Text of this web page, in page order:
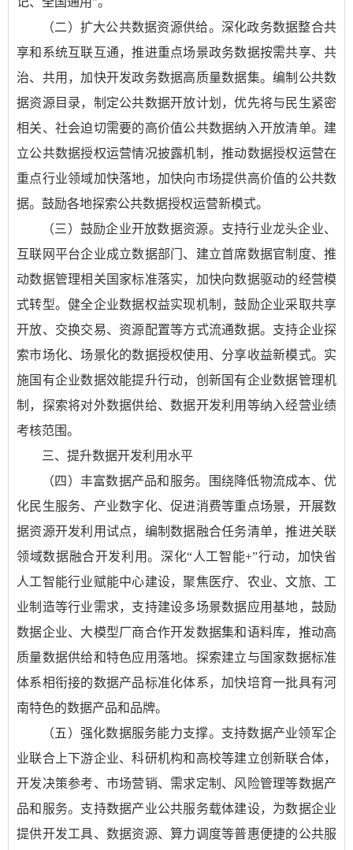
（二）扩大公共数据资源供给。深化政务数据整合共
享和系统互联互通，推进重点场景政务数据按需共享、共
治、共用，加快开发政务数据高质量数据集。编制公共数
据资源目录，制定公共数据开放计划，优先将与民生紧密
相关、社会迫切需要的高价值公共数据纳入开放清单。建
立公共数据授权运营情况披露机制，推动数据授权运营在
重点行业领域加快落地，加快向市场提供高价值的公共数
据。鼓励各地探索公共数据授权运营新模式。
（三）鼓励企业开放数据资源。支持行业龙头企业、
互联网平台企业成立数据部门、建立首席数据官制度、推
动数据管理相关国家标准落实，加快向数据驱动的经营模
式转型。健全企业数据权益实现机制，鼓励企业采取共享
开放、交换交易、资源配置等方式流通数据。支持企业探
索市场化、场景化的数据授权使用、分享收益新模式。实
施国有企业数据效能提升行动，创新国有企业数据管理机
制，探索将对外数据供给、数据开发利用等纳入经营业绩
考核范围。
三、提升数据开发利用水平
（四）丰富数据产品和服务。围绕降低物流成本、优
化民生服务、产业数字化、促进消费等重点场景，开展数
据资源开发利用试点，编制数据融合任务清单，推进关联
领域数据融合开发利用。深化“人工智能+”行动，加快省
人工智能行业赋能中心建设，聚焦医疗、农业、文旅、工
业制造等行业需求，支持建设多场景数据应用基地，鼓励
数据企业、大模型厂商合作开发数据集和语料库，推动高
质量数据供给和特色应用落地。探索建立与国家数据标准
体系相衔接的数据产品标准化体系，加快培育一批具有河
南特色的数据产品和品牌。
（五）强化数据服务能力支撑。支持数据产业领军企
业联合上下游企业、科研机构和高校等建立创新联合体，
开发决策参考、市场营销、需求定制、风险管理等数据产
品和服务。支持数据产业公共服务载体建设，为数据企业
提供开发工具、数据资源、算力调度等普惠便捷的公共服